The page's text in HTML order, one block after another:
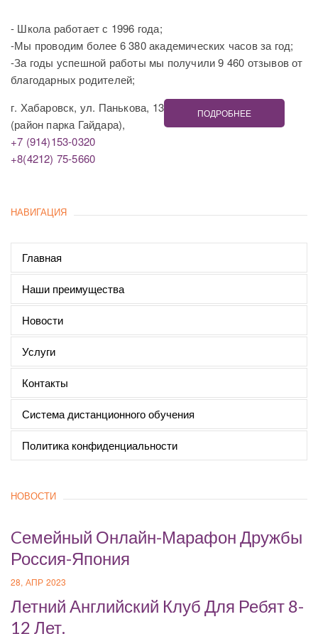
- Школа работает с 1996 года;
-Мы проводим более 6 380 академических часов за год;
-За годы успешной работы мы получили 9 460 отзывов от
благодарных родителей;
г. Хабаровск, ул. Панькова, 13
(район парка Гайдара),
+7 (914)153-0320
+8(4212) 75-5660
ПОДРОБНЕЕ
НАВИГАЦИЯ
Главная
Наши преимущества
Новости
Услуги
Контакты
Система дистанционного обучения
Политика конфиденциальности
НОВОСТИ
Cемейный Онлайн-Марафон Дружбы
Россия-Япония
28, АПР 2023
Летний Английский Клуб Для Ребят 8-
12 Лет.